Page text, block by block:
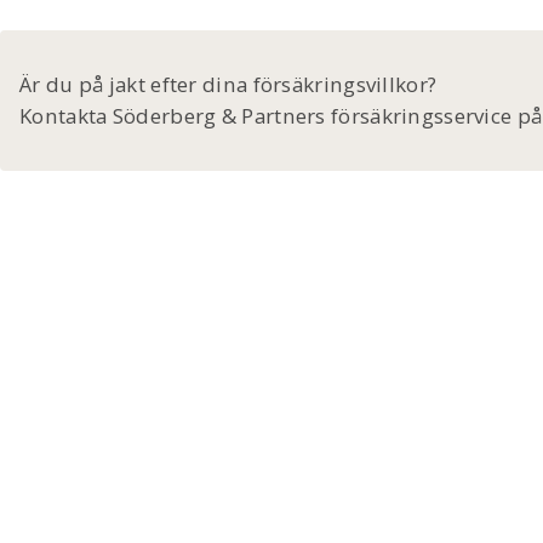
Är du på jakt efter dina försäkringsvillkor?
Kontakta Söderberg & Partners försäkringsservice